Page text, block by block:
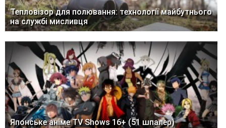
Тепловізор для полювання: технології майбутнього
на службі мисливця
Японське аніме TV Shows 16+ (51 шпалер)